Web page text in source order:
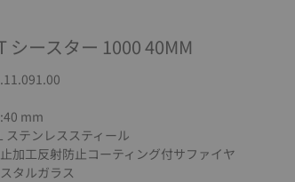
シースター 1000 40MM
mm
ステンレススティール
加工反射防止コーティング付サファイヤ
タルガラス